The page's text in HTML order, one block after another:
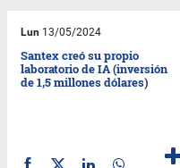
Lun 13/05/2024
Santex creó su propio
laboratorio de IA (inversión
de 1,5 millones dólares)